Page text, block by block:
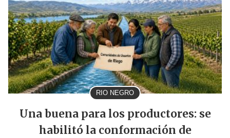
RIO NEGRO
Una buena para los productores: se
habilitó la conformación de